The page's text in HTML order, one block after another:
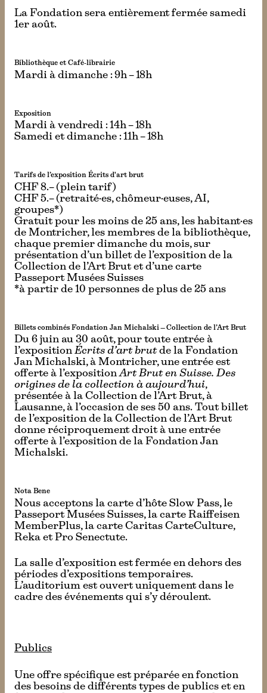
La Fondation sera entièrement fermée samedi
1er août.
Bibliothèque et Café-librairie
Mardi à dimanche : 9h – 18h
Exposition
Mardi à vendredi : 14h – 18h
Samedi et dimanche : 11h – 18h
Tarifs de l’exposition Écrits d'art brut
CHF 8.– (plein tarif)
CHF 5.– (retraité·es, chômeur·euses, AI,
groupes*)
Gratuit pour les moins de 25 ans, les habitant·es
de Montricher, les membres de la bibliothèque,
chaque premier dimanche du mois, sur
présentation d’un billet de l’exposition de la
Collection de l’Art Brut et d’une carte
Passeport Musées Suisses
*à partir de 10 personnes de plus de 25 ans
Billets combinés Fondation Jan Michalski — Collection de l’Art Brut
Du 6 juin au 30 août, pour toute entrée à
l’exposition Écrits d’art brutde la Fondation
Jan Michalski, à Montricher, une entrée est
offerte à l’expositionArt Brut en Suisse. Des
origines de la collection à aujourd’hui,
présentée à la Collection de l’Art Brut, à
Lausanne, à l’occasion de ses 50 ans. Tout billet
de l’exposition de la Collection de l’Art Brut
donne réciproquement droit à une entrée
offerte à l’exposition de la Fondation Jan
Michalski.
Nota Bene
Nous acceptons la carte d’hôte Slow Pass, le
Passeport Musées Suisses, la carte Raiffeisen
MemberPlus, la carte Caritas CarteCulture,
Reka et Pro Senectute.
La salle d’exposition est fermée en dehors des
périodes d’expositions temporaires.
L’auditorium est ouvert uniquement dans le
cadre des événements qui s’y déroulent.
Publics
Une offre spécifique est préparée en fonction
des besoins de différents types de publics et en